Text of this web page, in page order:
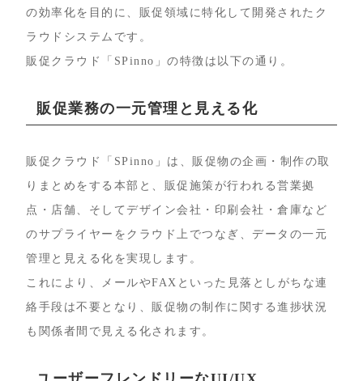
の効率化を目的に、販促領域に特化して開発されたク
ラウドシステムです。
販促クラウド「SPinno」の特徴は以下の通り。
販促業務の一元管理と見える化
販促クラウド「SPinno」は、販促物の企画・制作の取
りまとめをする本部と、販促施策が行われる営業拠
点・店舗、そしてデザイン会社・印刷会社・倉庫など
のサプライヤーをクラウド上でつなぎ、データの一元
管理と見える化を実現します。
これにより、メールやFAXといった見落としがちな連
絡手段は不要となり、販促物の制作に関する進捗状況
も関係者間で見える化されます。